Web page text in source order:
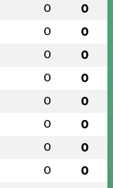
0 0
0 0
0 0
0 0
0 0
0 0
0 0
0 0